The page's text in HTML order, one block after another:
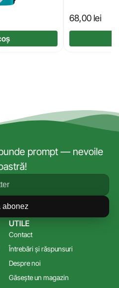
68,00 lei
prompt — nevoile
abonez
UTILE
Contact
Întrebări și răspunsuri
Despre noi
Găsește un magazin